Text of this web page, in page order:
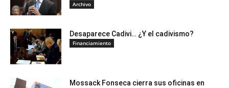
Archivo
Desaparece Cadivi… ¿Y el cadivismo?
Financiamiento
Mossack Fonseca cierra sus oficinas en